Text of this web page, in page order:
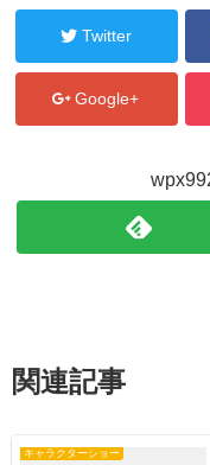
Twitter
Google+
関連記事
キャラクターショー